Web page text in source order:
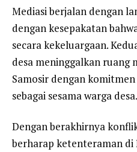
Mediasi berjalan dengan
dengan kesepakatan
secara kekeluargaan.
desa meninggalkan ruang
Samosir dengan
sebagai sesama warga desa.
Dengan berakhirnya
berharap ketenteraman di